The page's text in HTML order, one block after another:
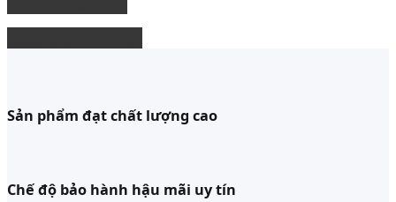
Sản phẩm đạt chất lượng cao
Chế độ bảo hành hậu mãi uy tín